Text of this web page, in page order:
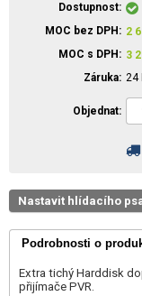
Dostupnost
MOC bez DPH 2
MOC s DPH
3
Záruka 24
Objednat
Nastavit hlídacího
Podrobnosti o
Extra tichý Harddisk
přijímače PVR.